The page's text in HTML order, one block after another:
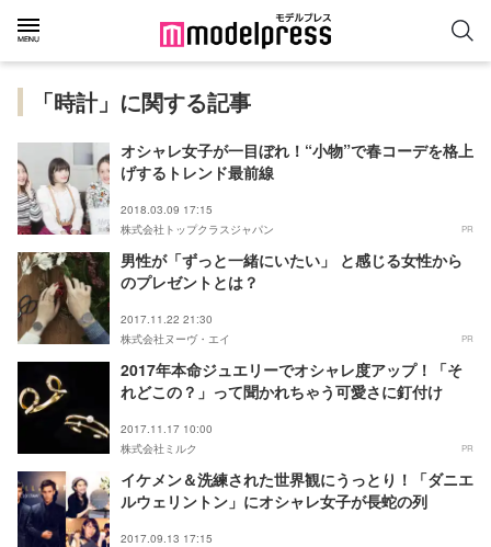
「時計」に関する記事
オシャレ女子が一目ぼれ！“小物”で春コーデを格上
げするトレンド最前線
2018.03.09 17:15
株式会社トップクラスジャパン
PR
男性が「ずっと一緒にいたい」 と感じる女性から
のプレゼントとは？
2017.11.22 21:30
株式会社ヌーヴ・エイ
PR
2017年本命ジュエリーでオシャレ度アップ！「そ
れどこの？」って聞かれちゃう可愛さに釘付け
2017.11.17 10:00
株式会社ミルク
PR
イケメン＆洗練された世界観にうっとり！「ダニエ
ルウェリントン」にオシャレ女子が長蛇の列
2017.09.13 17:15